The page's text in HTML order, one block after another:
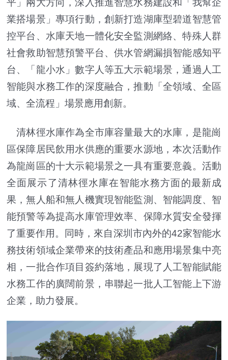
平」兩大方向，深入推進智慧水務建設和「我幫企
業搭場景」專項行動，創新打造湖庫型碧道智慧管
控平台、水庫天地一體化安全監測網絡、特殊人群
社會救助智慧預警平台、供水管網漏損智能感知平
台、「龍小水」數字人等五大示範場景，通過人工
智能與水務工作的深度融合，推動「全領域、全區
域、全流程」場景應用創新。
清林徑水庫作為全市庫容量最大的水庫，是龍崗
區保障居民飲用水供應的重要水源地，本次活動作
為龍崗區的十大示範場景之一具有重要意義。活動
全面展示了清林徑水庫在智能水務方面的最新成
果，無人船和無人機實現智能監測、智能調度、智
能預警等為提高水庫管理效率、保障水質安全發揮
了重要作用。同時，來自深圳市內外的42家智能水
務技術領域企業帶來的技術產品和應用場景集中亮
相，一批合作項目簽約落地，展現了人工智能賦能
水務工作的廣闊前景，串聯起一批人工智能上下游
企業，助力發展。